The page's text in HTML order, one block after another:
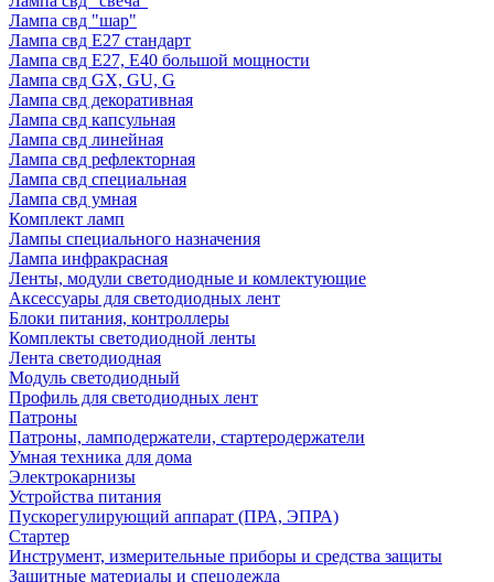
Лампа свд "шар"
Лампа свд E27 стандарт
Лампа свд E27, Е40 большой мощности
Лампа свд GX, GU, G
Лампа свд декоративная
Лампа свд капсульная
Лампа свд линейная
Лампа свд рефлекторная
Лампа свд специальная
Лампа свд умная
Комплект ламп
Лампы специального назначения
Лампа инфракрасная
Ленты, модули светодиодные и комлектующие
Аксессуары для светодиодных лент
Блоки питания, контроллеры
Комплекты светодиодной ленты
Лента светодиодная
Модуль светодиодный
Профиль для светодиодных лент
Патроны
Патроны, ламподержатели, стартеродержатели
Умная техника для дома
Электрокарнизы
Устройства питания
Пускорегулирующий аппарат (ПРА, ЭПРА)
Стартер
Инструмент, измерительные приборы и средства защиты
Защитные материалы и спецодежда